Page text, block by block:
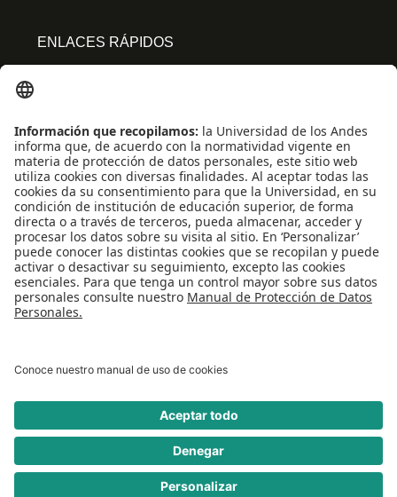
ENLACES RÁPIDOS
Convivencia y transparencia
Emergencias: Extensión 0000
Eventos destacados
Mapa del Sitio
Multimedia
Noticias
Preguntas frecuentes
Reconocimiento como Universidad: Decreto 1297 del 30 de mayo de 1964.
Reconocimiento personería jurídica: Resolución 28 del 23 de febrero de 1949